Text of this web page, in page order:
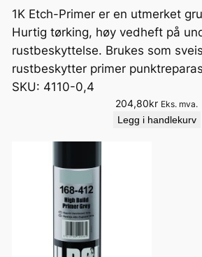
r
1K Etch-Primer er en utmerket
Hurtig tørking, høy vedheft på
rustbeskyttelse. Brukes som
rustbeskytter primer
SKU: 4110-0,4
204,80kr Eks. mva.
Legg i handlekurv